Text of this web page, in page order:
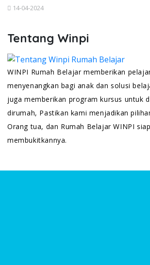
14-04-2024
Tentang Winpi
WINPI Rumah Belajar memberikan
menyenangkan bagi anak dan solusi
juga memberikan program kursus untuk
dirumah, Pastikan kami menjadikan
Orang tua, dan Rumah Belajar WINPI siap
membukitkannya.